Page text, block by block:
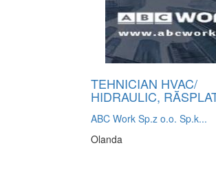
TEHNICIAN HVAC/
HIDRAULIC,
ABC Work Sp.z o.o. Sp.k...
Olanda